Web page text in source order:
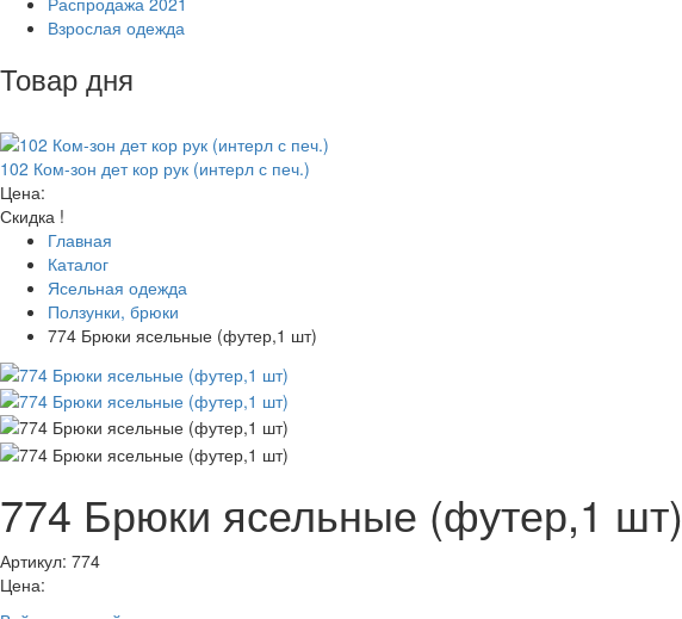
Взрослая одежда
Товар дня
102 Ком-зон дет кор рук (интерл с печ.)
Цена:
Скидка !
Главная
Каталог
Ясельная одежда
Ползунки, брюки
774 Брюки ясельные (футер,1 шт)
774 Брюки ясельные (футер,1 шт)
Артикул: 774
Цена: